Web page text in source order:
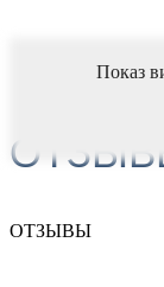
Показ
ОТЗЫВЫ